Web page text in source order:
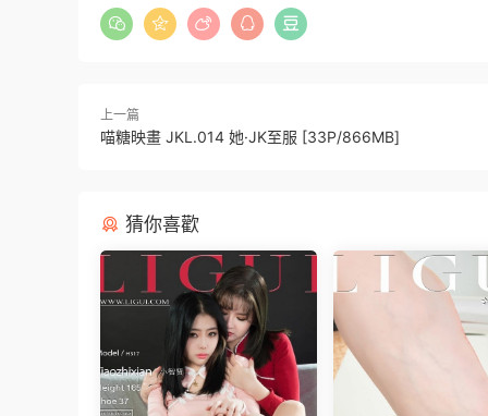
上一篇
喵糖映畫 JKL.014 她·JK至服 [33P/866MB]
猜你喜歡